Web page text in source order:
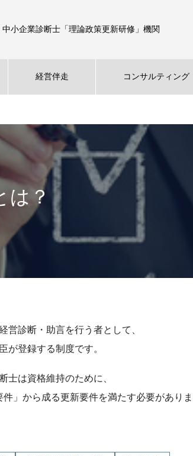
小企業診断士「理論政策更新研修」機関
経営伴走 コンサルティング
は？
営診断・助言を行う者として、
が登録する制度です。
士は資格維持のために、
」から成る更新要件を満たす必要があり